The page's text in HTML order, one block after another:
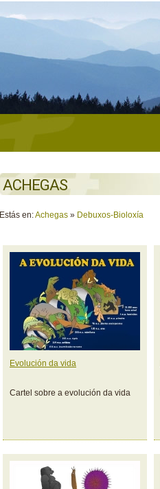
ACHEGAS
Estás en:Achegas » Debuxos-Bioloxía
Evolución da vida
Cartel sobre a evolución da vida